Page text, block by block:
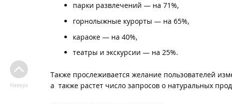
парки развлечений — на 71%,
горнолыжные курорты — на 65%,
караоке — на 40%,
театры и экскурсии — на 25%.
Также прослеживается желание пользователей
а также растет число запросов о натуральных
Наверх